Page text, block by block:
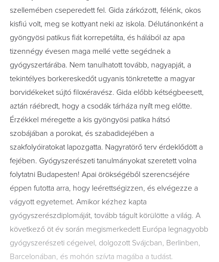
szellemében cseperedett fel. Gida zárkózott, félénk, okos
kisfiú volt, meg se kottyant neki az iskola. Délutánonként a
gyöngyösi patikus fiát korrepetálta, és hálából az apa
tizennégy évesen maga mellé vette segédnek a
gyógyszertárába. Nem tanulhatott tovább, nagyapját, a
tekintélyes borkereskedőt ugyanis tönkretette a magyar
borvidékeket sújtó filoxéravész. Gida előbb kétségbeesett,
aztán ráébredt, hogy a csodák tárháza nyílt meg előtte.
Érzékkel méregette a kis gyöngyösi patika hátsó
szobájában a porokat, és szabadidejében a
szakfolyóiratokat lapozgatta. Nagyratörő terv érdeklődött a
fejében. Gyógyszerészeti tanulmányokat szeretett volna
folytatni Budapesten! Apai örökségéből szerencséjére
éppen futotta arra, hogy leérettségizzen, és elvégezze a
vágyott egyetemet. Amikor kézhez kapta
gyógyszerészdiplomáját, tovább tágult körülötte a világ. A
következő öt év során megismerkedett Európa legnagyobb
gyógyszerészeti cégeivel, dolgozott Svájcban, Berlinben,
Barcelonában, és mohón szívta magába a tudást.